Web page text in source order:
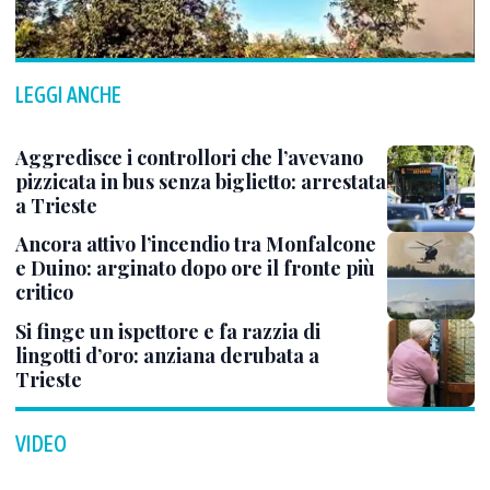
LEGGI ANCHE
Aggredisce i controllori che l’avevano
pizzicata in bus senza biglietto: arrestata
a Trieste
Ancora attivo l’incendio tra Monfalcone
e Duino: arginato dopo ore il fronte più
critico
Si finge un ispettore e fa razzia di
lingotti d’oro: anziana derubata a
Trieste
VIDEO